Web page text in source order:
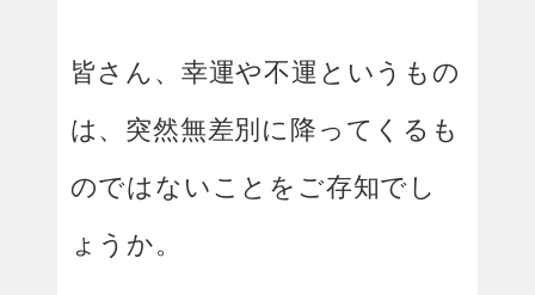
皆さん、幸運や不運というもの
は、突然無差別に降ってくるも
のではないことをご存知でし
ょうか。